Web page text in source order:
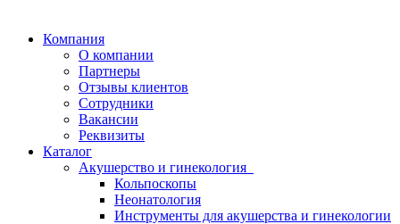
Компания
О компании
Партнеры
Отзывы клиентов
Сотрудники
Вакансии
Реквизиты
Каталог
Акушерство и гинекология
Кольпоскопы
Неонатология
Инструменты для акушерства и гинекологии